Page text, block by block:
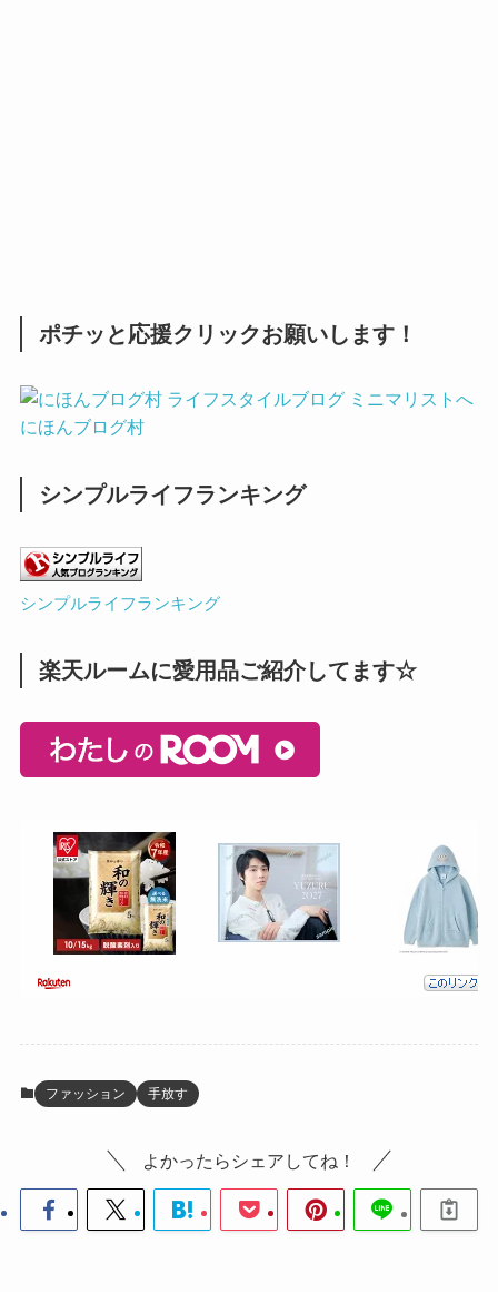
ポチッと応援クリックお願いします！
にほんブログ村
シンプルライフランキング
シンプルライフランキング
楽天ルームに愛用品ご紹介してます☆
ファッション 手放す
よかったらシェアしてね！